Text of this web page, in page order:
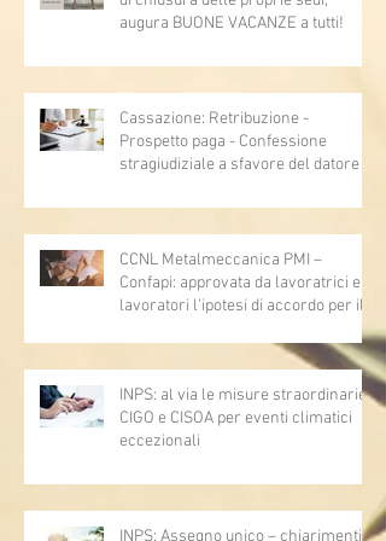
augura BUONE VACANZE a tutti!
Cassazione: Retribuzione -
Prospetto paga - Confessione
stragiudiziale a sfavore del datore di
articoli 1362, 2697, 2730, 2732, 2734
e 2735)
CCNL Metalmeccanica PMI –
Confapi: approvata da lavoratrici e
lavoratori l’ipotesi di accordo per il
INPS: al via le misure straordinarie
CIGO e CISOA per eventi climatici
eccezionali
INPS: Assegno unico – chiarimenti